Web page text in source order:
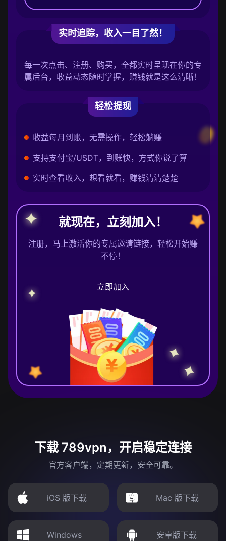
实时追踪，收入一目了然！
每一次点击、注册、购买，全都实时呈现在你的专
属后台，收益动态随时掌握，赚钱就是这么清晰！
轻松提现
收益每月到账，无需操作，轻松躺赚
支持支付宝/USDT，到账快，方式你说了算
实时查看收入，想看就看，赚钱清清楚楚
就现在，立刻加入！
注册，马上激活你的专属邀请链接，轻松开始赚
不停！
立即加入
下载 789vpn，开启稳定连接
官方客户端，定期更新，安全可靠。
iOS 版下载 Mac 版下载
Windows 安卓版下载